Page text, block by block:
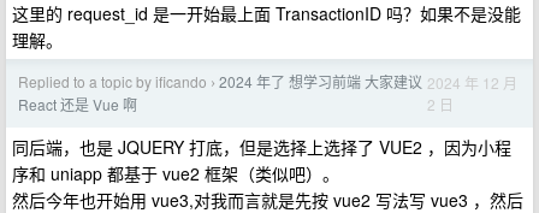
这里的 request_id 是一开始最上面 TransactionID 吗？如果不是没能
理解。
Replied to a topic by ificando › 2024 年了 想学习前端 大家建议
React 还是 Vue 啊
2024 年 12 月
2 日
同后端，也是 JQUERY 打底，但是选择上选择了 VUE2 ，因为小程
序和 uniapp 都基于 vue2 框架（类似吧）。
然后今年也开始用 vue3,对我而言就是先按 vue2 写法写 vue3 ，然后